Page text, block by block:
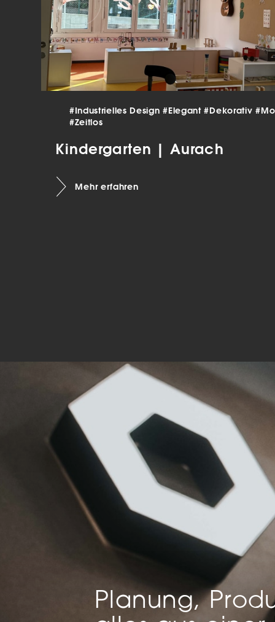
#Industrielles Design#Elegant#Dekorativ
#Zeitlos
Kindergarten | Aurach
Mehr erfahren
Planung,
Wir
und
Hier
Ihre